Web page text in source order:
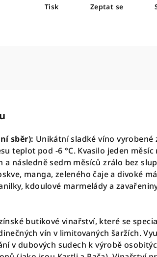
Tisk Zeptat se
sběr): Unikátní sladké víno vyrobené
teplot pod -6 °C. Kvasilo jeden měsíc
a následně sedm měsíců zrálo bez
manga, zeleného čaje a divoké
kdoulové marmelády a
butikové vinařství, které se
vín v limitovaných šaržích.
v dubových sudech k výrobě